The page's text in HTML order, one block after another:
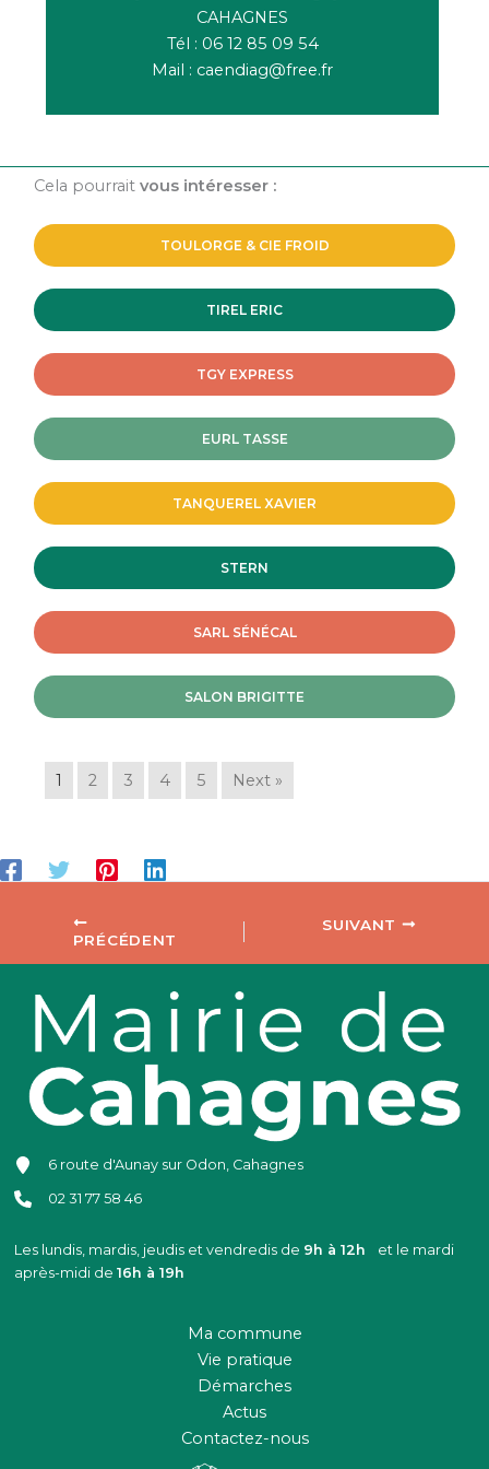
CAHAGNES
Tél : 06 12 85 09 54
Mail : caendiag@free.fr
Cela pourraitvous intéresser :
TOULORGE & CIE FROID
TIREL ERIC
TGY EXPRESS
EURL TASSE
TANQUEREL XAVIER
STERN
SARL SÉNÉCAL
SALON BRIGITTE
1 2 3 4 5 Next »
PRÉCÉDENT
SUIVANT
6 route d'Aunay sur Odon, Cahagnes
02 31 77 58 46
Les lundis, mardis, jeudis et vendredis de 9h à 12h et le mardi
après-midi de16h à 19h
Ma commune
Vie pratique
Démarches
Actus
Contactez-nous